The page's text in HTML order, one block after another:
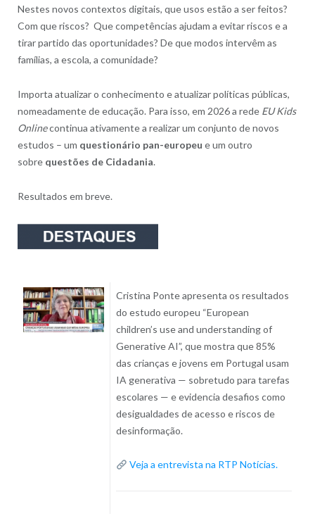
Nestes novos contextos digitais, que usos estão a ser feitos?
Com que riscos? Que competências ajudam a evitar riscos e a
tirar partido das oportunidades? De que modos intervêm as
famílias, a escola, a comunidade?
Importa atualizar o conhecimento e atualizar políticas públicas,
nomeadamente de educação. Para isso, em 2026 a rede EU Kids
Onlinecontinua ativamente a realizar um conjunto de novos
estudos – um questionário pan-europeu e um outro
sobre questões de Cidadania.
Resultados em breve.
Cristina Ponte apresenta os resultados
do estudo europeu “European
children’s use and understanding of
Generative AI”, que mostra que 85%
das crianças e jovens em Portugal usam
IA generativa — sobretudo para tarefas
escolares — e evidencia desafios como
desigualdades de acesso e riscos de
desinformação.
Veja a entrevista na RTP Notícias.